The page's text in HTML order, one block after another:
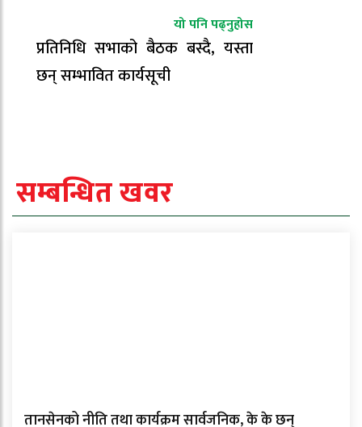
यो पनि पढ्नुहोस
प्रतिनिधि सभाको बैठक बस्दै, यस्ता
छन् सम्भावित कार्यसूची
सम्बन्धित खवर
तानसेनको नीति तथा कार्यक्रम सार्वजनिक, के के छन्